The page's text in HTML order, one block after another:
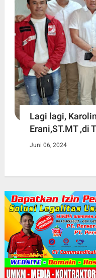
Lagi lagi,
Erani,ST.MT ,di
Juni 06, 2024